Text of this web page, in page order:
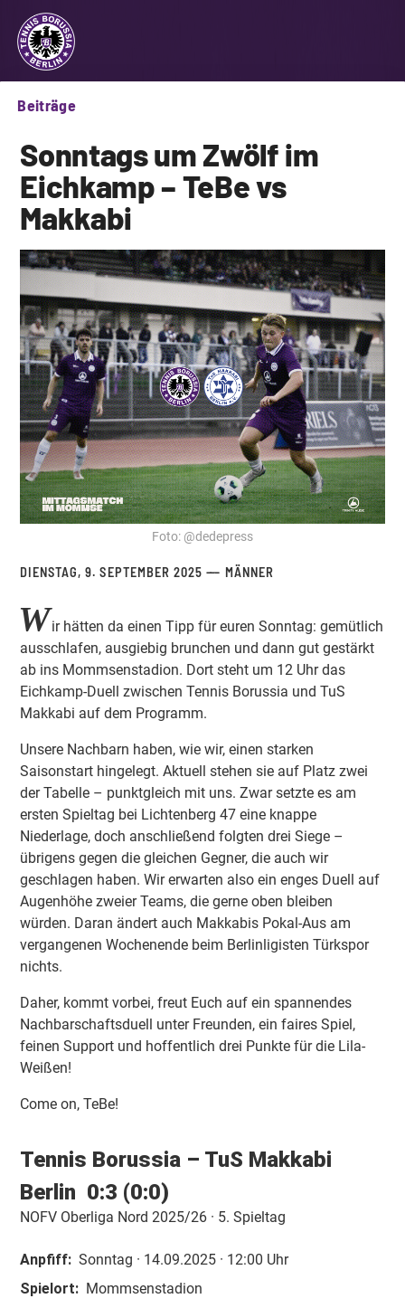
Beiträge
Sonntags um Zwölf im
Eichkamp – TeBe vs
Makkabi
Foto: @dedepress
DIENSTAG, 9. SEPTEMBER 2025 MÄNNER
Wir hätten da einen Tipp für euren Sonntag: gemütlich
ausschlafen, ausgiebig brunchen und dann gut gestärkt
ab ins Mommsenstadion. Dort steht um 12 Uhr das
Eichkamp-Duell zwischen Tennis Borussia und TuS
Makkabi auf dem Programm.
Unsere Nachbarn haben, wie wir, einen starken
Saisonstart hingelegt. Aktuell stehen sie auf Platz zwei
der Tabelle – punktgleich mit uns. Zwar setzte es am
ersten Spieltag bei Lichtenberg 47 eine knappe
Niederlage, doch anschließend folgten drei Siege –
übrigens gegen die gleichen Gegner, die auch wir
geschlagen haben. Wir erwarten also ein enges Duell auf
Augenhöhe zweier Teams, die gerne oben bleiben
würden. Daran ändert auch Makkabis Pokal-Aus am
vergangenen Wochenende beim Berlinligisten Türkspor
nichts.
Daher, kommt vorbei, freut Euch auf ein spannendes
Nachbarschaftsduell unter Freunden, ein faires Spiel,
feinen Support und hoffentlich drei Punkte für die Lila-
Weißen!
Come on, TeBe!
Tennis Borussia – TuS Makkabi
Berlin 0:3 (0:0)
NOFV Oberliga Nord 2025/26 · 5. Spieltag
Anpfiff: Sonntag · 14.09.2025 · 12:00 Uhr
Spielort: Mommsenstadion